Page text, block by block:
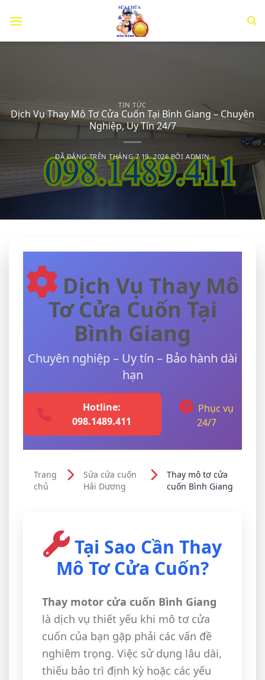
đến
TIN TỨC
Dịch Vụ Thay Mô Tơ Cửa Cuốn Tại Bình Giang – Chuyên
Nghiệp, Uy Tín 24/7
ĐÃ ĐĂNG TRÊNTHÁNG 7 19, 2026 BỞIADMIN
Dịch Vụ Thay Mô
Tơ Cửa Cuốn Tại
Bình Giang
Chuyên nghiệp – Uy tín – Bảo hành dài
hạn
Hotline:
098.1489.411
Phục vụ
24/7
Trang
chủ
Sửa cửa cuốn
Hải Dương
Thay mô tơ cửa
cuốn Bình Giang
Tại Sao Cần Thay
Mô Tơ Cửa Cuốn?
Thay motor cửa cuốn Bình Giang
là dịch vụ thiết yếu khi mô tơ cửa
cuốn của bạn gặp phải các vấn đề
nghiêm trọng. Việc sử dụng lâu dài,
thiếu bảo trì định kỳ hoặc các yếu